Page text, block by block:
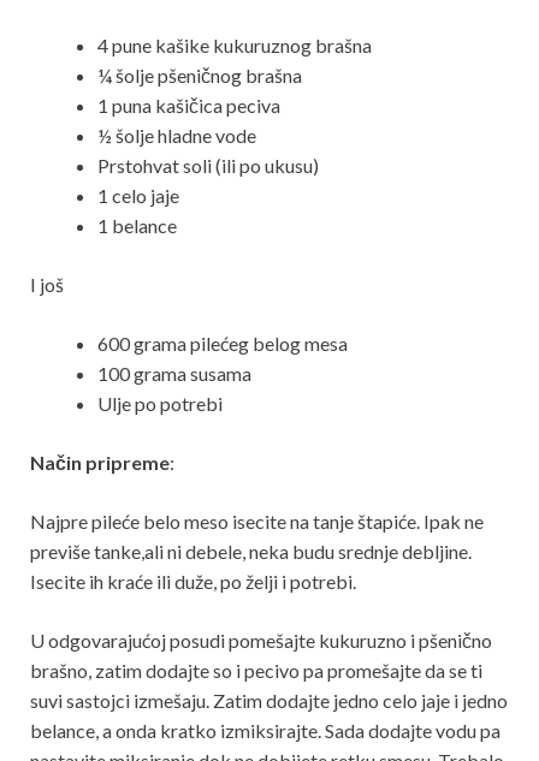
4 pune kašike kukuruznog brašna
¼ šolje pšeničnog brašna
1 puna kašičica peciva
½ šolje hladne vode
Prstohvat soli (ili po ukusu)
1 celo jaje
1 belance
I još
600 grama pilećeg belog mesa
100 grama susama
Ulje po potrebi
Način pripreme:
Najpre pileće belo meso isecite na tanje štapiće. Ipak ne
previše tanke,ali ni debele, neka budu srednje debljine.
Isecite ih kraće ili duže, po želji i potrebi.
U odgovarajućoj posudi pomešajte kukuruzno i pšenično
brašno, zatim dodajte so i pecivo pa promešajte da se ti
suvi sastojci izmešaju. Zatim dodajte jedno celo jaje i jedno
belance, a onda kratko izmiksirajte. Sada dodajte vodu pa